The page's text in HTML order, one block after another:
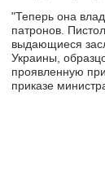
"Теперь она
патронов.
выдающиеся
Украины,
проявленную
приказе